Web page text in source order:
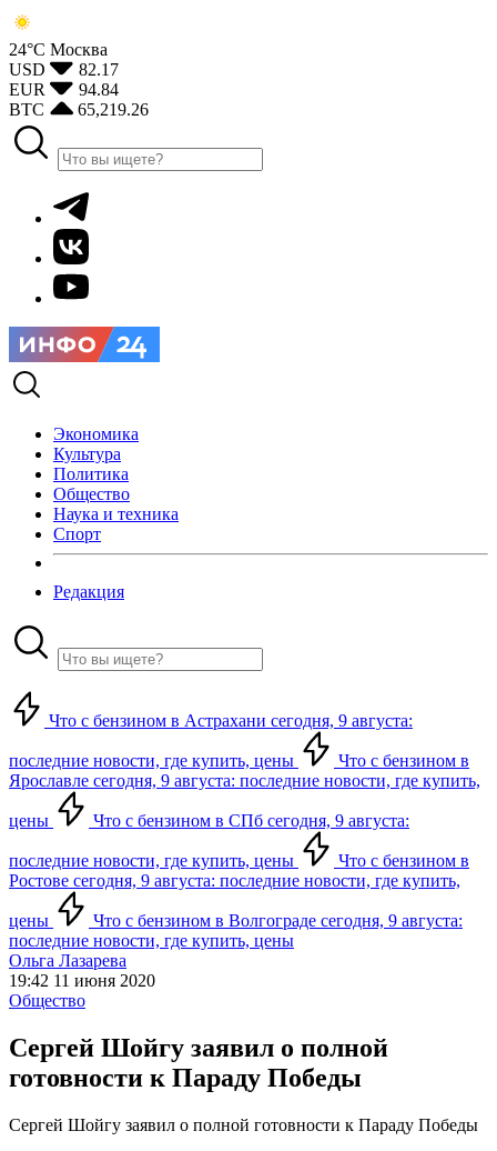
24°С Москва
USD
82.17
EUR
94.84
BTC
65,219.26
Экономика
Культура
Политика
Общество
Наука и техника
Спорт
Редакция
Что с бензином в Астрахани сегодня, 9 августа:
последние новости, где купить, цены
Что с бензином в
Ярославле сегодня, 9 августа: последние новости, где купить,
цены Что с бензином в СПб сегодня, 9 августа:
последние новости, где купить, цены
Что с бензином в
Ростове сегодня, 9 августа: последние новости, где купить,
цены
Что с бензином в Волгограде сегодня, 9 августа:
последние новости, где купить, цены
Ольга Лазарева
19:42 11 июня 2020
Общество
Сергей Шойгу заявил о полной
готовности к Параду Победы
Сергей Шойгу заявил о полной готовности к Параду Победы